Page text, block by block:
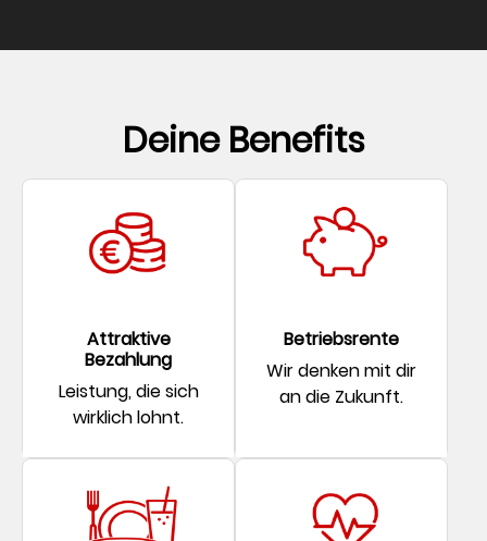
Deine Benefits
Attraktive
Bezahlung
Leistung, die sich
wirklich lohnt.
Betriebsrente
Wir denken mit dir
an die Zukunft.